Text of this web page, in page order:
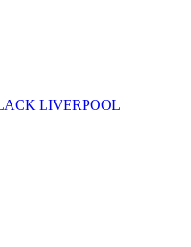
LIVERPOOL